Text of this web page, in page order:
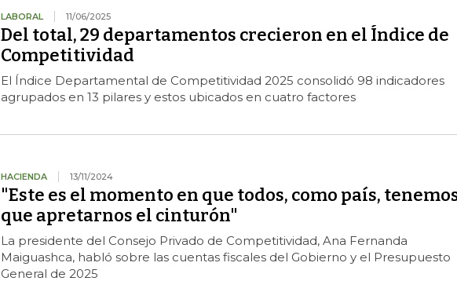
LABORAL 11/06/2025
Del total, 29 departamentos crecieron en el Índice de
Competitividad
El Índice Departamental de Competitividad 2025 consolidó 98 indicadores
agrupados en 13 pilares y estos ubicados en cuatro factores
HACIENDA 13/11/2024
"Este es el momento en que todos, como país,
que apretarnos el cinturón"
La presidente del Consejo Privado de Competitividad, Ana Fernanda
Maiguashca, habló sobre las cuentas fiscales del Gobierno y el Presupuesto
General de 2025